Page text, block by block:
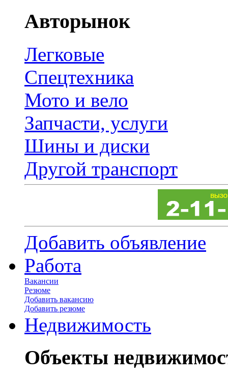
Авторынок
Легковые
Спецтехника
Мото и вело
Запчасти, услуги
Шины и диски
Другой транспорт
Добавить объявление
Работа
Вакансии
Резюме
Добавить вакансию
Добавить резюме
Недвижимость
Объекты